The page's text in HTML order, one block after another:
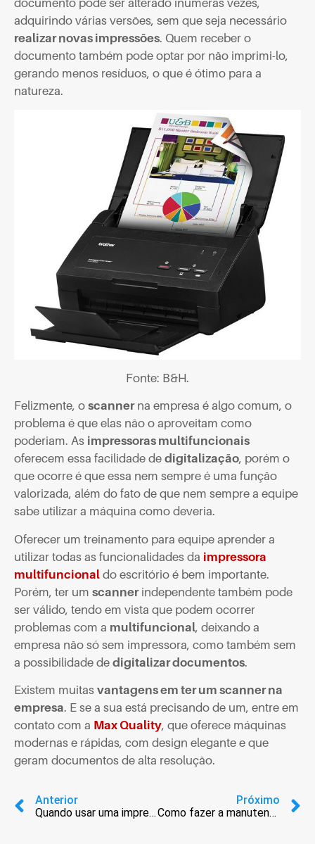
documento pode ser alterado inúmeras vezes,
adquirindo várias versões, sem que seja necessário
realizar novas impressões. Quem receber o
documento também pode optar por não imprimi-lo,
gerando menos resíduos, o que é ótimo para a
natureza.
Fonte: B&H.
Felizmente, o scannerna empresa é algo comum, o
problema é que elas não o aproveitam como
poderiam. As impressoras multifuncionais
oferecem essa facilidade de digitalização, porém o
que ocorre é que essa nem sempre é uma função
valorizada, além do fato de que nem sempre a equipe
sabe utilizar a máquina como deveria.
Oferecer um treinamento para equipe aprender a
utilizar todas as funcionalidades da impressora
multifuncional do escritório é bem importante.
Porém, ter um scannerindependente também pode
ser válido, tendo em vista que podem ocorrer
problemas com a multifuncional, deixando a
empresa não só sem impressora, como também sem
a possibilidade de digitalizar documentos.
Existem muitas vantagens em ter um scanner na
empresa. E se a sua está precisando de um, entre em
contato com a Max Quality, que oferece máquinas
modernas e rápidas, com design elegante e que
geram documentos de alta resolução.
Anterior
Quando usar uma impressora plotter
Próximo
Como fazer a manutenção de impressora térmica